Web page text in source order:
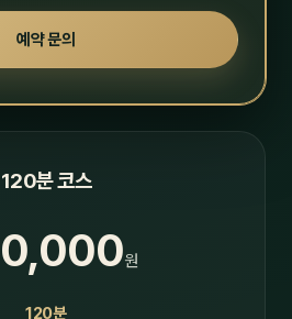
예약 문의
120분 코스
원
120분